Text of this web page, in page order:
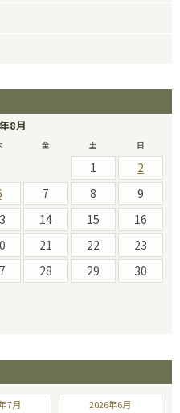
8月
金 土 日
1
2
7 8
9
14 15
16
21 22
23
28 29
30
7月 2026年6月